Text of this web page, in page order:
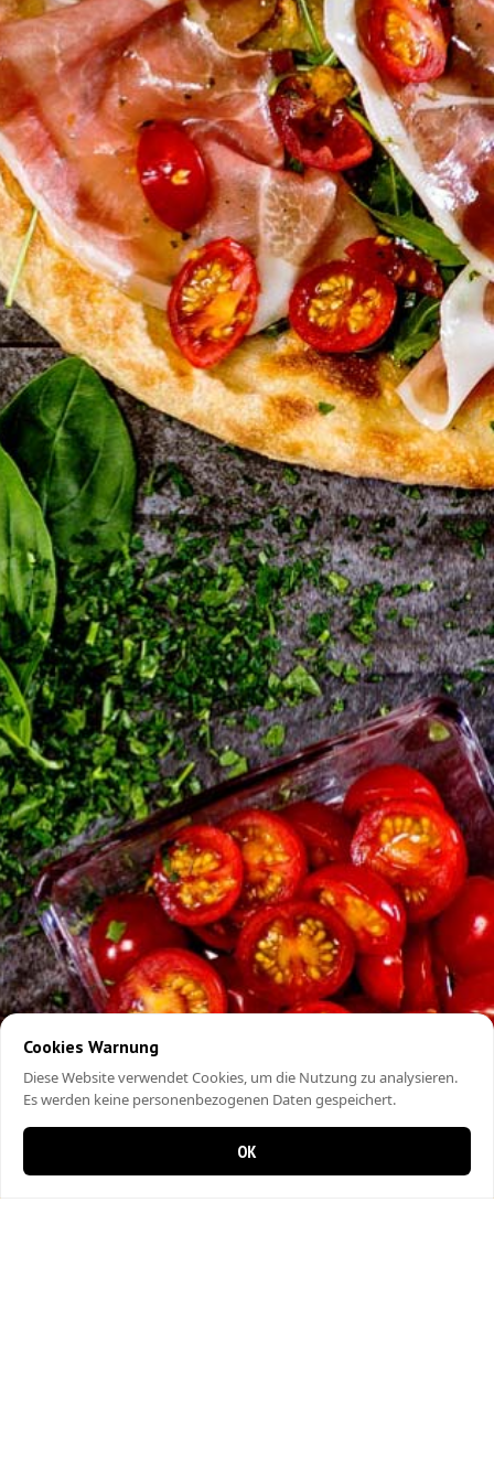
Cookies Warnung
Diese Website verwendet Cookies, um die Nutzung zu analysieren.
Es werden keine personenbezogenen Daten gespeichert.
OK